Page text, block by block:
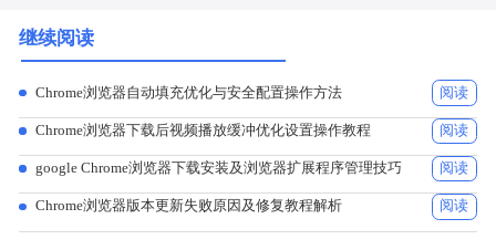
继续阅读
Chrome浏览器自动填充优化与安全配置操作方法 阅读
Chrome浏览器下载后视频播放缓冲优化设置操作教程 阅读
google Chrome浏览器下载安装及浏览器扩展程序管理技巧 阅读
Chrome浏览器版本更新失败原因及修复教程解析 阅读